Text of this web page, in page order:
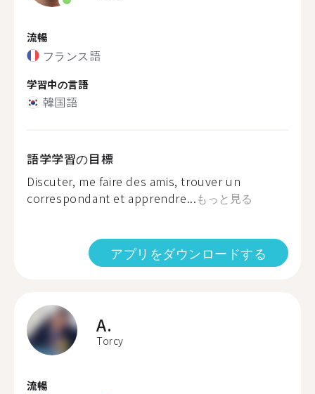
流暢
フランス語
学習中の言語
韓国語
語学学習の目標
Discuter, me faire des amis, trouver un
correspondant et apprendre...もっと見る
アプリをダウンロードする
A.
Torcy
流暢